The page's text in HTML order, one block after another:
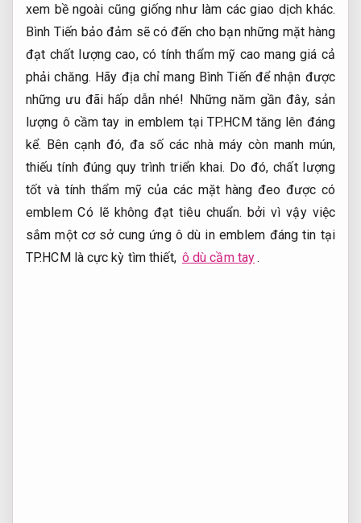
xem bề ngoài cũng giống như làm các giao dịch khác.
Bình Tiến bảo đảm sẽ có đến cho bạn những mặt hàng
đạt chất lượng cao, có tính thẩm mỹ cao mang giá cả
phải chăng. Hãy địa chỉ mang Bình Tiến để nhận được
những ưu đãi hấp dẫn nhé! Những năm gần đây, sản
lượng ô cầm tay in emblem tại TP.HCM tăng lên đáng
kể. Bên cạnh đó, đa số các nhà máy còn manh mún,
thiếu tính đúng quy trình triển khai. Do đó, chất lượng
tốt và tính thẩm mỹ của các mặt hàng đeo được có
emblem Có lẽ không đạt tiêu chuẩn. bởi vì vậy việc
sắm một cơ sở cung ứng ô dù in emblem đáng tin tại
TP.HCM là cực kỳ tìm thiết, ô dù cầm tay .